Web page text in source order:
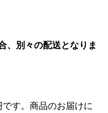
、別々の配送となりま
です。商品のお届けに